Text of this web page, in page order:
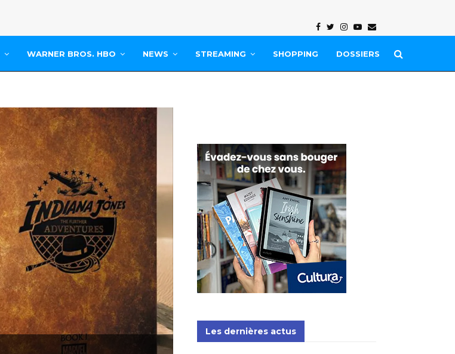
Facebook
Twitter
Instagram
Youtube
Email
WARNER BROS. HBO NEWS STREAMING SHOPPING DOSSIERS
Les dernières actus